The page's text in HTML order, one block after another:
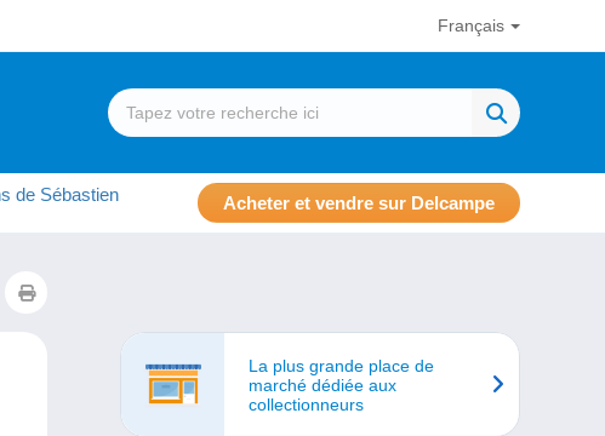
Français
de Sébastien
Acheter et vendre sur Delcampe
La plus grande place de
marché dédiée aux
collectionneurs